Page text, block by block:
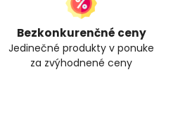
Bezkonkurenčné ceny
Jedinečné produkty v ponuke
za zvýhodnené ceny